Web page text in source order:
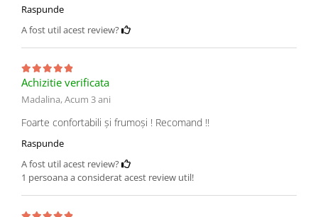
Raspunde
A fost util acest review?
Achizitie verificata
Madalina,Acum 3 ani
Foarte confortabili și frumoși ! Recomand !!
Raspunde
A fost util acest review?
1 persoana a considerat acest review util!